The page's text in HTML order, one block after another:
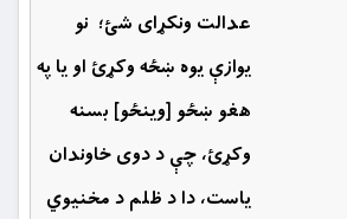
عدالت ونکړاى شئ؛ نو
يوازې يوه ښځه وكړئ او يا په
هغو ښځو [وينځو] بسنه
وکړئ، چې د دوی خاوندان
ياست، دا د ظلم د مخنيوي